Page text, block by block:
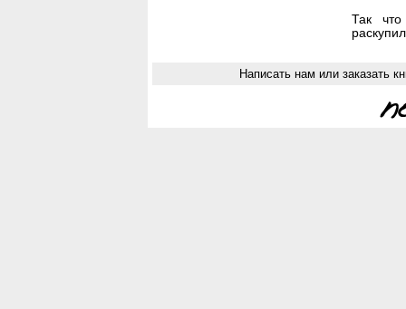
Так
Написать нам или заказать